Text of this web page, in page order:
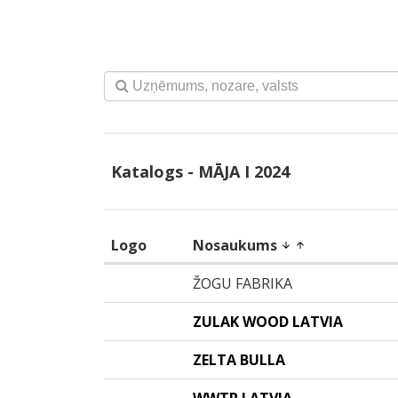
Katalogs - MĀJA I 2024
Logo Nosaukums arrow_downward arrow_upward
ŽOGU FABRIKA
ZULAK WOOD LATVIA
ZELTA BULLA